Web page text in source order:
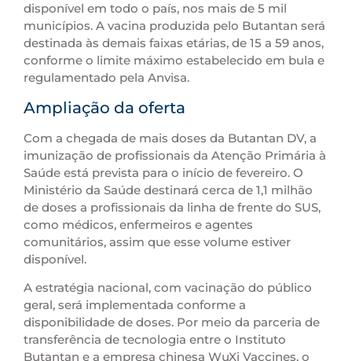
disponível em todo o país, nos mais de 5 mil
municípios. A vacina produzida pelo Butantan será
destinada às demais faixas etárias, de 15 a 59 anos,
conforme o limite máximo estabelecido em bula e
regulamentado pela Anvisa.
Ampliação da oferta
Com a chegada de mais doses da Butantan DV, a
imunização de profissionais da Atenção Primária à
Saúde está prevista para o início de fevereiro. O
Ministério da Saúde destinará cerca de 1,1 milhão
de doses a profissionais da linha de frente do SUS,
como médicos, enfermeiros e agentes
comunitários, assim que esse volume estiver
disponível.
A estratégia nacional, com vacinação do público
geral, será implementada conforme a
disponibilidade de doses. Por meio da parceria de
transferência de tecnologia entre o Instituto
Butantan e a empresa chinesa WuXi Vaccines, o